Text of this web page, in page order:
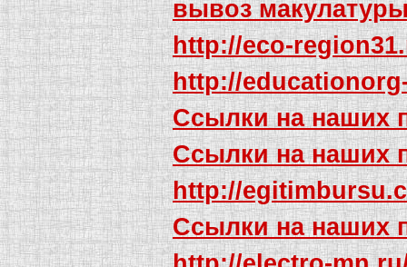
вывоз
http://eco-
http://
Ссылки на наших
Ссылки на наших
http://
Ссылки на наших